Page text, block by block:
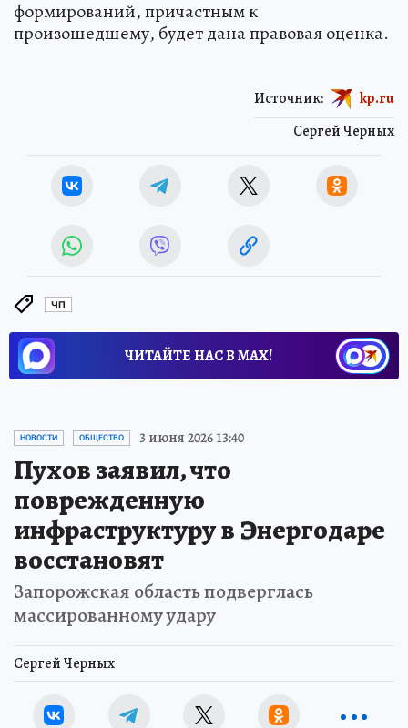
формирований, причастным к
произошедшему, будет дана правовая оценка.
Сергей Черных
Источник: kp.ru
ЧП
ЧИТАЙТЕ НАС В МАХ!
НОВОСТИ ОБЩЕСТВО 3 июня 2026 13:40
Пухов заявил, что
поврежденную
инфраструктуру в Энергодаре
восстановят
Запорожская область подверглась
массированному удару
Сергей Черных